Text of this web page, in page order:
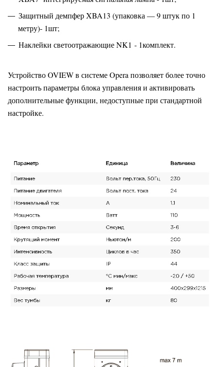
Защитный демпфер XBA13 (упаковка — 9 штук по 1
метру)- 1шт;
Наклейки светоотражающие NK1 - 1комплект.
Устройство OVIEW в системе Opera позволяет более точно
настроить параметры блока управления и активировать
дополнительные функции, недоступные при стандартной
настройке.